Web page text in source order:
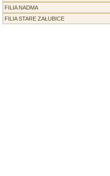
FILIA NADMA
FILIA STARE ZAŁUBICE